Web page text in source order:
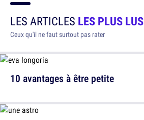
LES ARTICLES LES PLUS LUS
Ceux qu'il ne faut surtout pas rater
10 avantages à être petite